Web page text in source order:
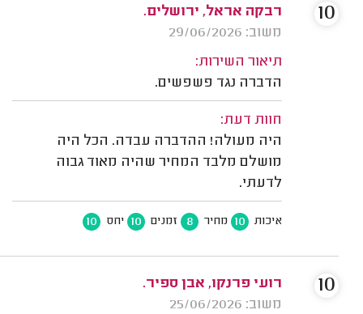
רבקה אראל, ירושלים.
משוב: 29/06/2026
תיאור השירות:
הדברה נגד פשפשים.
חוות דעת:
היה מעולה! ההדברה עבדה. הכל היה
מושלם מלבד המחיר שהיה מאוד גבוה
לדעתי.
איכות 10 מחיר 8 זמנים 10 יחס 10
10
רועי פרנקו, אבן ספיר.
משוב: 25/06/2026
10